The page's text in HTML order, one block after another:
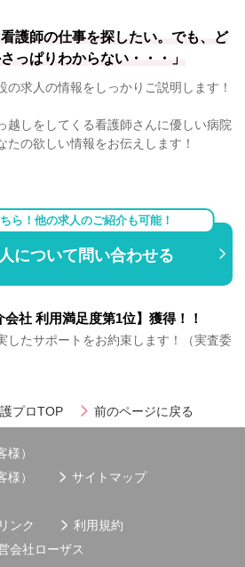
看護師の仕事を探したい。でも、ど
っぱりわからない・・・」
の求人の情報をしっかりご説明します！
越しをしてくる看護師さんに優しい病院
たの欲しい情報をお伝えします！
ら！他の求人のご紹介も可能！
について問い合わせる
会社 利用満足度第1位】獲得！！
したサポートをお約束します！（実査委
プロTOP 前のページに戻る
）
）
サイトマップ
リンク
利用規約
会社ローザス